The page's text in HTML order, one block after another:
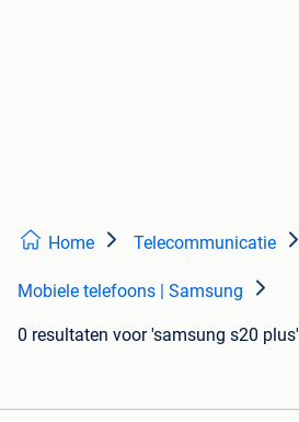
Home Telecommunicatie
Mobiele telefoons | Samsung
0 resultaten voor 'samsung s20 plus'